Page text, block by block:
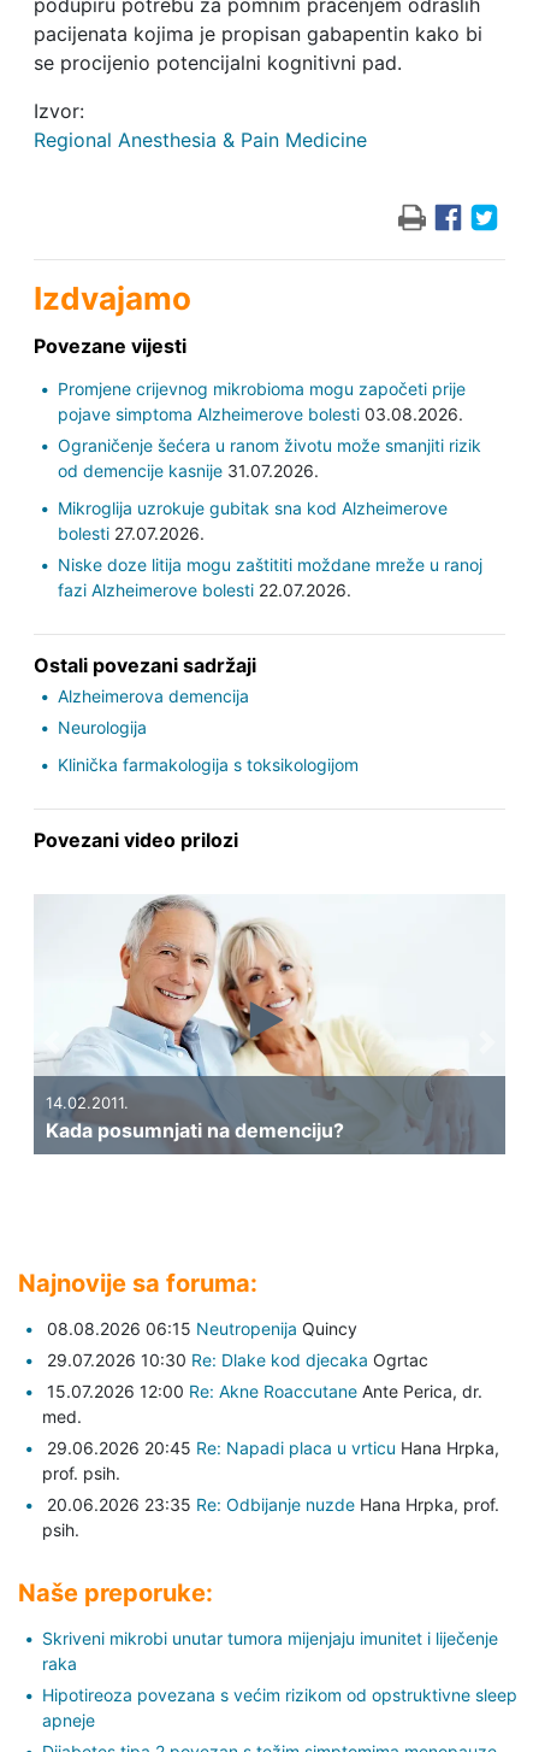
podupiru potrebu za pomnim praćenjem odraslih
pacijenata kojima je propisan gabapentin kako bi
se procijenio potencijalni kognitivni pad.
Izvor:
Regional Anesthesia & Pain Medicine
Izdvajamo
Povezane vijesti
Promjene crijevnog mikrobioma mogu započeti prije
pojave simptoma Alzheimerove bolesti03.08.2026.
Ograničenje šećera u ranom životu može smanjiti rizik
od demencije kasnije31.07.2026.
Mikroglija uzrokuje gubitak sna kod Alzheimerove
bolesti27.07.2026.
Niske doze litija mogu zaštititi moždane mreže u ranoj
fazi Alzheimerove bolesti22.07.2026.
Ostali povezani sadržaji
Alzheimerova demencija
Neurologija
Klinička farmakologija s toksikologijom
Povezani video prilozi
14.02.2011.
Kada posumnjati na demenciju?
Previous
Najnovije sa foruma:
08.08.2026 06:15 Neutropenija Quincy
29.07.2026 10:30 Re: Dlake kod djecaka Ogrtac
15.07.2026 12:00 Re: Akne Roaccutane Ante Perica, dr.
med.
29.06.2026 20:45 Re: Napadi placa u vrticu Hana Hrpka,
prof. psih.
20.06.2026 23:35 Re: Odbijanje nuzde Hana Hrpka, prof.
psih.
Naše preporuke:
Skriveni mikrobi unutar tumora mijenjaju imunitet i liječenje
raka
Hipotireoza povezana s većim rizikom od opstruktivne sleep
apneje